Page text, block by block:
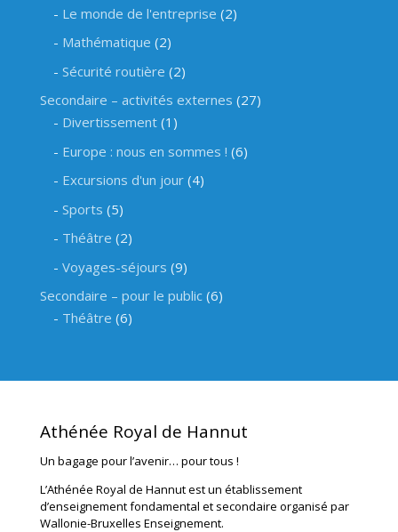
Le monde de l'entreprise (2)
Mathématique (2)
Sécurité routière (2)
Secondaire – activités externes (27)
Divertissement(1)
Europe : nous en sommes ! (6)
Excursions d'un jour(4)
Sports (5)
Théâtre (2)
Voyages-séjours (9)
Secondaire – pour le public(6)
Théâtre (6)
Athénée Royal de Hannut
Un bagage pour l’avenir… pour tous !
L’Athénée Royal de Hannut est un établissement
d’enseignement fondamental et secondaire organisé par
Wallonie-Bruxelles Enseignement.